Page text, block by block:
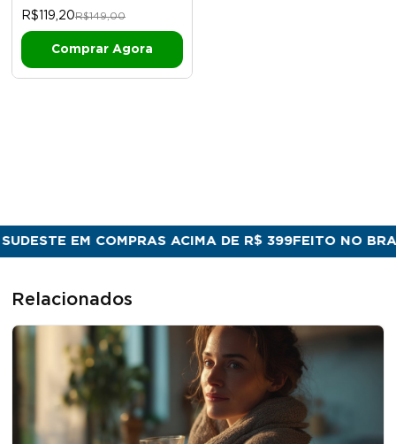
R$119,20R$149,00
EM COMPRAS ACIMA DE R$ 399FEITO NO BRASIL
Relacionados